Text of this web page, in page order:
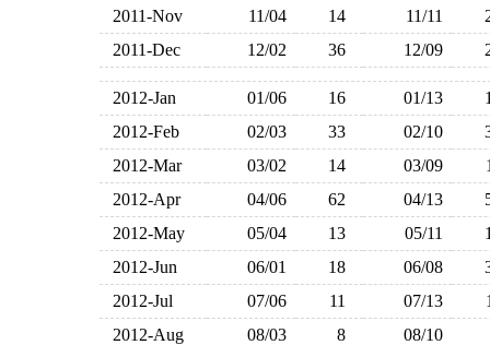
2011-Nov
11/04 14 11/11
2011-Dec
12/02 36 12/09
2012-Jan 01/06 16 01/13
2012-Feb
02/03 33 02/10
2012-Mar
03/02 14 03/09
2012-Apr
04/06 62 04/13
2012-May
05/04 13 05/11
2012-Jun
06/01 18 06/08
2012-Jul
07/06 11 07/13
2012-Aug
08/03 8
08/10